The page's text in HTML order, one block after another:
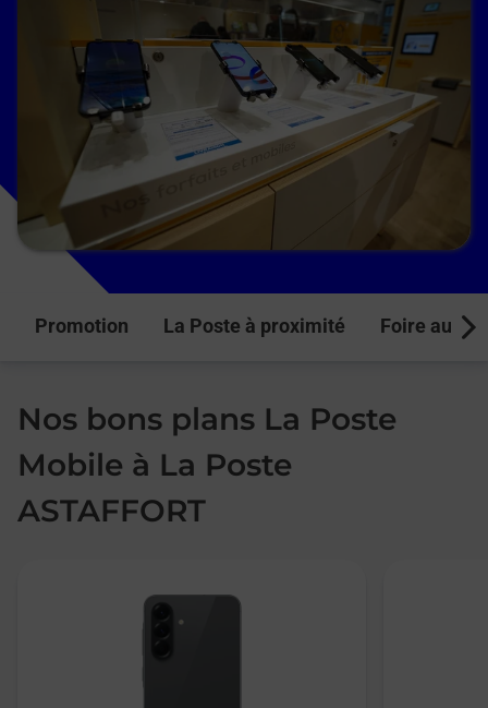
Promotion La Poste à proximité Foire aux
Nos bons plans La Poste
Mobile à La Poste
ASTAFFORT